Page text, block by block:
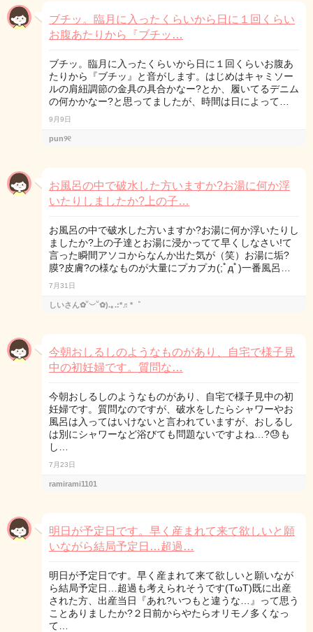
ブチッ。臨月に入ったくらいから日に１回くらい
お腹あたりから『ブチッ…
ブチッ。臨月に入ったくらいから日に１回くらいお腹あ
たりから『ブチッ』と音がします。はじめはキャミソー
ルの肩紐調節の金具の具合かなー?とか、履いてるデニム
の何かかなー?と思ってましたが、時間は日によって…
9月9日
pun୨୧
お風呂の中で破水した方いますか?お湯に何か浮
いたりしましたか?上の子…
お風呂の中で破水した方いますか?お湯に何か浮いたりし
ましたか?上の子達とお湯に浸かってて早くしなさい!て
言った瞬間アソコからなんか出た気が（笑）お湯に垢?
膜?皮膚?の様なものが大量にプカプカ(;ﾟдﾟ)一番風呂…
7月31日
しいさん✿˘︶˘✿).｡.:*♬*゜
今朝おしるしのようなものがあり、自宅で様子見
中の初妊婦です。質問な…
今朝おしるしのようなものがあり、自宅で様子見中の初
妊婦です。質問なのですが、破水をしたらシャワーやお
風呂は入ってはいけないと言われていますが、おしるし
は別にシャワーなど浴びても問題ないですよね…?😓も
し…
7月23日
ramirami1101
明日が予定日です。早く産まれて来て欲しいと願
いながら結局予定日…超過…
明日が予定日です。早く産まれて来て欲しいと願いなが
ら結局予定日…超過も考えられそうです(TωT)既に出産
された方、出産当日『あれ?いつもと違うな…』って思う
ことありましたか?２日前からやたらオリモノ多くなっ
て…